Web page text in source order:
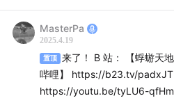
00:00:23这是你开的第多少档节
00:04:30做了这么多内容之后，
MasterPa
2025.4.19
置顶
来了！ B 站： 【蜉蝣天
哔哩】 https://b23.tv/
https://youtu.be/tyLU6-